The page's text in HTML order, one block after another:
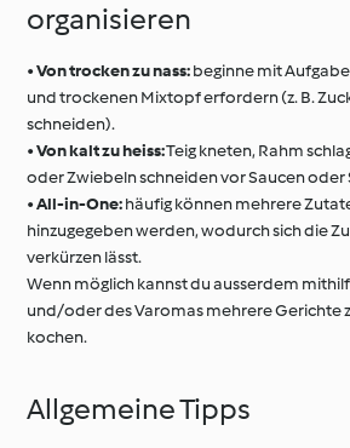
organisieren
•Von trocken zu nass:beginne mit
und trockenen Mixtopf erfordern (z. B.
schneiden).
•Von kalt zu heiss:Teig kneten, Rahm
oder Zwiebeln schneiden vor Saucen
•All-in-One:häufig können mehrere
hinzugegeben werden, wodurch sich die
verkürzen lässt.
Wenn möglich kannst du ausserdem
und/oder des Varomas mehrere Gerichte
kochen.
Allgemeine Tipps